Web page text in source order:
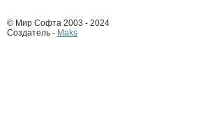
© Мир Софта 2003 - 2024
Создатель - Maks